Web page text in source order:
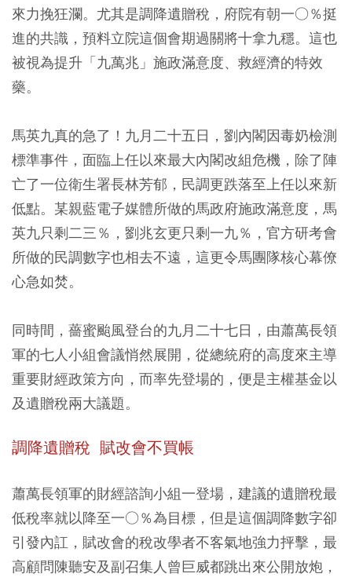
來力挽狂瀾。尤其是調降遺贈稅，府院有朝一○％挺
進的共識，預料立院這個會期過關將十拿九穩。這也
被視為提升「九萬兆」施政滿意度、救經濟的特效
藥。
馬英九真的急了！九月二十五日，劉內閣因毒奶檢測
標準事件，面臨上任以來最大內閣改組危機，除了陣
亡了一位衛生署長林芳郁，民調更跌落至上任以來新
低點。某親藍電子媒體所做的馬政府施政滿意度，馬
英九只剩二三％，劉兆玄更只剩一九％，官方研考會
所做的民調數字也相去不遠，這更令馬團隊核心幕僚
心急如焚。
同時間，薔蜜颱風登台的九月二十七日，由蕭萬長領
軍的七人小組會議悄然展開，從總統府的高度來主導
重要財經政策方向，而率先登場的，便是主權基金以
及遺贈稅兩大議題。
調降遺贈稅 賦改會不買帳
蕭萬長領軍的財經諮詢小組一登場，建議的遺贈稅最
低稅率就以降至一○％為目標，但是這個調降數字卻
引發內訌，賦改會的稅改學者不客氣地強力抨擊，最
高顧問陳聽安及副召集人曾巨威都跳出來公開放炮，